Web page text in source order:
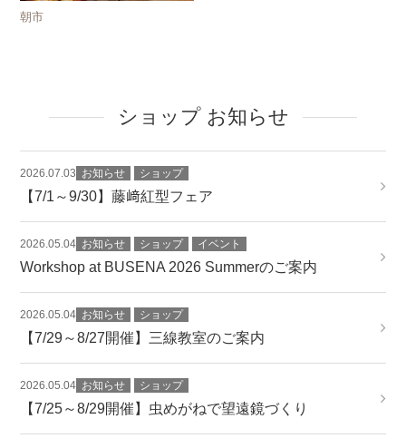
朝市
ショップ お知らせ
2026.07.03 お知らせ ショップ
【7/1～9/30】藤﨑紅型フェア
2026.05.04 お知らせ ショップ イベント
Workshop at BUSENA 2026 Summerのご案内
2026.05.04 お知らせ ショップ
【7/29～8/27開催】三線教室のご案内
2026.05.04 お知らせ ショップ
【7/25～8/29開催】虫めがねで望遠鏡づくり